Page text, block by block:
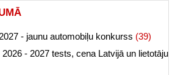
- jaunu automobiļu konkurss (39)
- 2027 tests, cena Latvijā un lietotāju